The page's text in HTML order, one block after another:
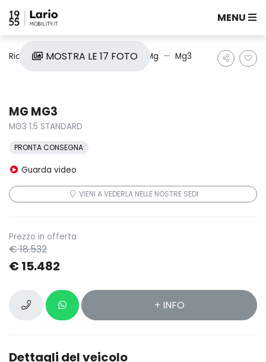
MENU
Ricerca auto Nuove e Km0 Mg Mg3
MOSTRA LE 17 FOTO
MG MG3
MG3 1.5 STANDARD
PRONTA CONSEGNA
Guarda video
VIENI A VEDERLA NELLE NOSTRE SEDI
Prezzo in offerta
€ 18.532
€ 15.482
+ INFO
Dettagli del veicolo